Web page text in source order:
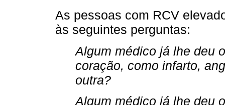
As pessoas com RCV
às seguintes perguntas:
Algum médico já lhe deu
coração, como infarto,
outra?
Algum médico já lhe deu